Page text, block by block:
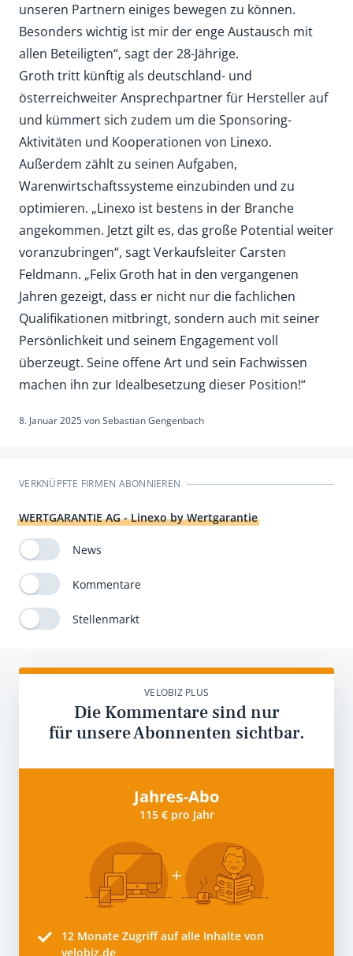
unseren Partnern einiges bewegen zu können.
Besonders wichtig ist mir der enge Austausch mit
allen Beteiligten“, sagt der 28-Jährige.
Groth tritt künftig als deutschland- und
österreichweiter Ansprechpartner für Hersteller auf
und kümmert sich zudem um die Sponsoring-
Aktivitäten und Kooperationen von Linexo.
Außerdem zählt zu seinen Aufgaben,
Warenwirtschaftssysteme einzubinden und zu
optimieren. „Linexo ist bestens in der Branche
angekommen. Jetzt gilt es, das große Potential weiter
voranzubringen“, sagt Verkaufsleiter Carsten
Feldmann. „Felix Groth hat in den vergangenen
Jahren gezeigt, dass er nicht nur die fachlichen
Qualifikationen mitbringt, sondern auch mit seiner
Persönlichkeit und seinem Engagement voll
überzeugt. Seine offene Art und sein Fachwissen
machen ihn zur Idealbesetzung dieser Position!“
8. Januar 2025vonSebastian Gengenbach
VERKNÜPFTE FIRMEN ABONNIEREN
WERTGARANTIE AG - Linexo by Wertgarantie
News
Kommentare
Stellenmarkt
VELOBIZ PLUS
Die Kommentare sind nur
für unsere Abonnenten sichtbar.
Jahres-Abo
115 € pro Jahr
12 Monate Zugriff auf alle Inhalte von
velobiz.de